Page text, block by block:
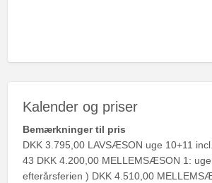
Kalender og priser
Bemærkninger til pris
DKK 3.795,00 LAVSÆSON uge 10+11
43 DKK 4.200,00 MELLEMSÆSON 1:
efterårsferien ) DKK 4.510,00